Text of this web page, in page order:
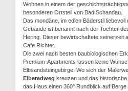
Wohnen in einem der
besonderen Ortsteil von Bad Schandau.
Das mondäne, im edlen Bäderstil
Gebäude ist benannt nach der Tochter
Hering. Dieser bewirtschaftete seinerzeit
Cafe Richter.
Die zwei nach besten baubiologischen
Premium-Apartments lassen keine
Elbsandsteingebirge. Wo sich der
Elberadweg kreuzen und das
das Haus einen 360° Rundblick auf Berge